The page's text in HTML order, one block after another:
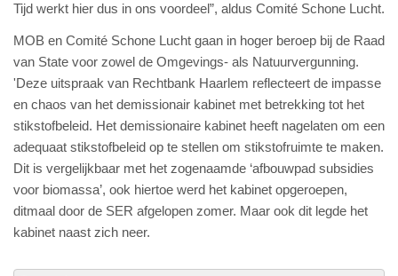
Tijd werkt hier dus in ons voordeel”, aldus Comité Schone Lucht.
MOB en Comité Schone Lucht gaan in hoger beroep bij de Raad
van State voor zowel de Omgevings- als Natuurvergunning.
'Deze uitspraak van Rechtbank Haarlem reflecteert de impasse
en chaos van het demissionair kabinet met betrekking tot het
stikstofbeleid. Het demissionaire kabinet heeft nagelaten om een
adequaat stikstofbeleid op te stellen om stikstofruimte te maken.
Dit is vergelijkbaar met het zogenaamde ‘afbouwpad subsidies
voor biomassa’, ook hiertoe werd het kabinet opgeroepen,
ditmaal door de SER afgelopen zomer. Maar ook dit legde het
kabinet naast zich neer.